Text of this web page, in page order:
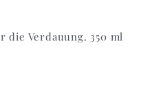
Verdauung. 350 ml